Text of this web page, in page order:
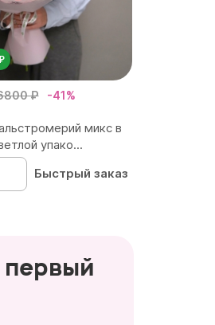
₽ -41%
микс в
упако...
Быстрый заказ
первый